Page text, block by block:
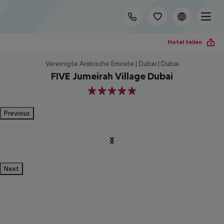
Hotel teilen
Vereinigte Arabische Emirate | Dubai | Dubai
FIVE Jumeirah Village Dubai
5
Previous
Next